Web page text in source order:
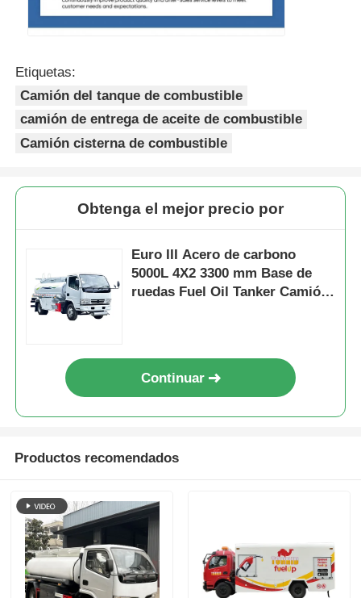
Etiquetas:
Camión del tanque de combustible
camión de entrega de aceite de combustible
Camión cisterna de combustible
Obtenga el mejor precio por
Euro III Acero de carbono
5000L 4X2 3300 mm Base de
ruedas Fuel Oil Tanker Camión
Continuar
Productos recomendados